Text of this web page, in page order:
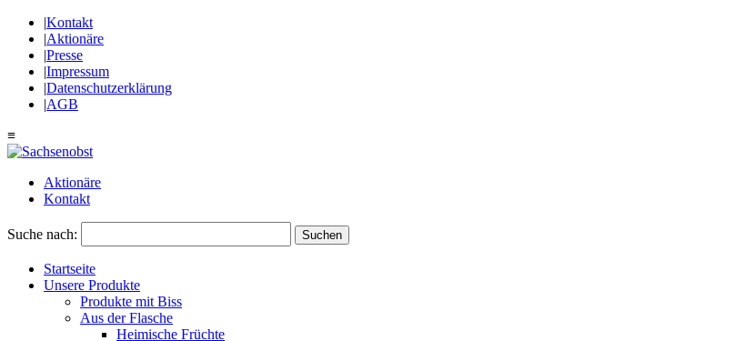
|Kontakt
|Aktionäre
|Presse
|Impressum
|Datenschutzerklärung
|AGB
≡
Aktionäre
Kontakt
Suche nach: Suchen
Startseite
Unsere Produkte
Produkte mit Biss
Aus der Flasche
Heimische Früchte